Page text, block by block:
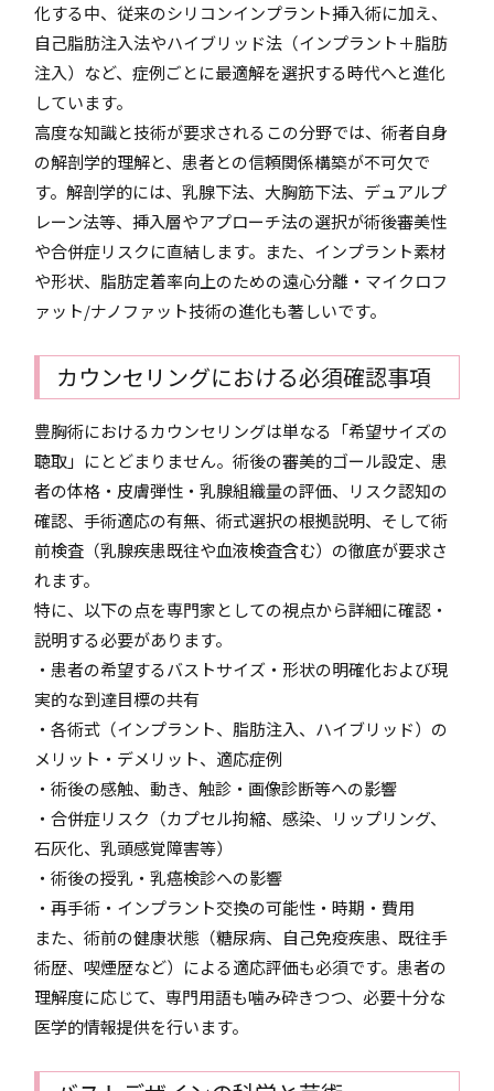
化する中、従来のシリコンインプラント挿入術に加え、
自己脂肪注入法やハイブリッド法（インプラント＋脂肪
注入）など、症例ごとに最適解を選択する時代へと進化
しています。
高度な知識と技術が要求されるこの分野では、術者自身
の解剖学的理解と、患者との信頼関係構築が不可欠で
す。解剖学的には、乳腺下法、大胸筋下法、デュアルプ
レーン法等、挿入層やアプローチ法の選択が術後審美性
や合併症リスクに直結します。また、インプラント素材
や形状、脂肪定着率向上のための遠心分離・マイクロフ
ァット/ナノファット技術の進化も著しいです。
カウンセリングにおける必須確認事項
豊胸術におけるカウンセリングは単なる「希望サイズの
聴取」にとどまりません。術後の審美的ゴール設定、患
者の体格・皮膚弾性・乳腺組織量の評価、リスク認知の
確認、手術適応の有無、術式選択の根拠説明、そして術
前検査（乳腺疾患既往や血液検査含む）の徹底が要求さ
れます。
特に、以下の点を専門家としての視点から詳細に確認・
説明する必要があります。
・患者の希望するバストサイズ・形状の明確化および現
実的な到達目標の共有
・各術式（インプラント、脂肪注入、ハイブリッド）の
メリット・デメリット、適応症例
・術後の感触、動き、触診・画像診断等への影響
・合併症リスク（カプセル拘縮、感染、リップリング、
石灰化、乳頭感覚障害等）
・術後の授乳・乳癌検診への影響
・再手術・インプラント交換の可能性・時期・費用
また、術前の健康状態（糖尿病、自己免疫疾患、既往手
術歴、喫煙歴など）による適応評価も必須です。患者の
理解度に応じて、専門用語も噛み砕きつつ、必要十分な
医学的情報提供を行います。